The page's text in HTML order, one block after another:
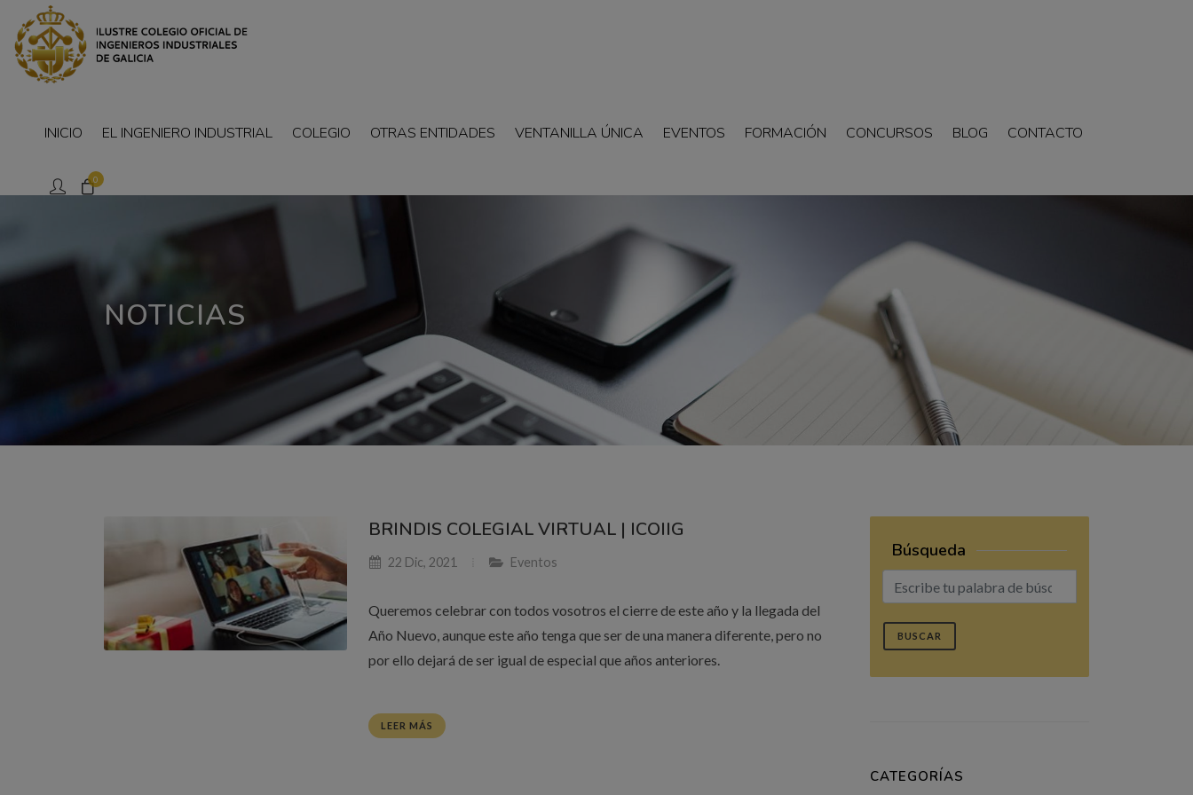
0
INICIO EL INGENIERO INDUSTRIAL COLEGIO OTRAS ENTIDADES VENTANILLA ÚNICA EVENTOS FORMACIÓN CONCURSOS BLOG CONTACTO
NOTICIAS
BRINDIS COLEGIAL VIRTUAL | ICOIIG
22 Dic, 2021 Eventos
Queremos celebrar con todos vosotros el cierre de este año y la llegada del
Año Nuevo, aunque este año tenga que ser de una manera diferente, pero no
por ello dejará de ser igual de especial que años anteriores.
LEER MÁS
Búsqueda
BUSCAR
CATEGORÍAS